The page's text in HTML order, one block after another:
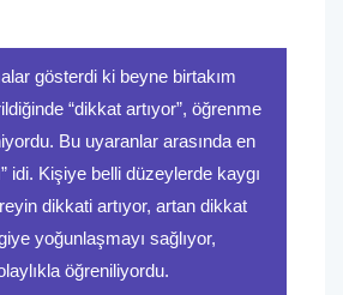
gösterdi ki beyne birtakım
“dikkat artıyor”, öğrenme
Bu uyaranlar arasında en
idi. Kişiye belli düzeylerde kaygı
dikkati artıyor, artan dikkat
yoğunlaşmayı sağlıyor,
öğreniliyordu.